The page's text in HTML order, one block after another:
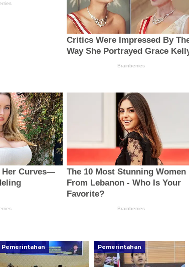
Pemerintahan Pemerintahan